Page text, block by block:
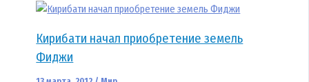
Кирибати начал приобретение земель
Фиджи